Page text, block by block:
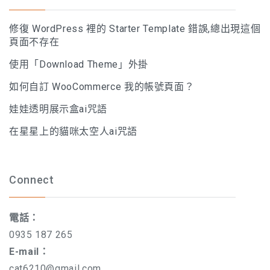
修復 WordPress 裡的 Starter Template 錯誤,總出現這個
頁面不存在
使用「Download Theme」外掛
如何自訂 WooCommerce 我的帳號頁面？
娃娃透明展示盒ai咒語
在星星上的貓咪太空人ai咒語
Connect
電話：
0935 187 265
E-mail：